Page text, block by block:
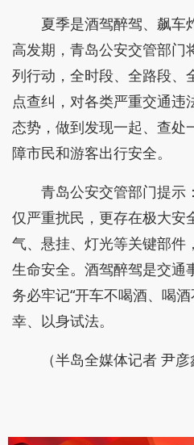
夏季是酒驾醉驾、飙车
高发期，青岛公安交管部门
列行动，全时段、全路段、
点查纠，对各类严重交通违
态势，做到发现一起、查处
障市民和游客出行安全。
青岛公安交管部门提示
仅严重扰民，更存在极大安
气、悬挂、灯光等关键部件
生命安全。酒驾醉驾是交通
务必牢记“开车不喝酒、喝
幸、以身试法。
（半岛全媒体记者 尹彦